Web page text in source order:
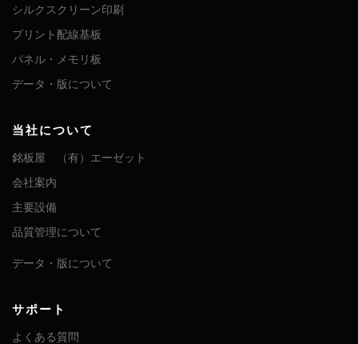
シルクスクリーン印刷
プリント配線基板
パネル・メモリ板
データ・版について
当社について
銘板屋 （有）エーゼット
会社案内
主要設備
品質管理について
データ・版について
サポート
よくある質問